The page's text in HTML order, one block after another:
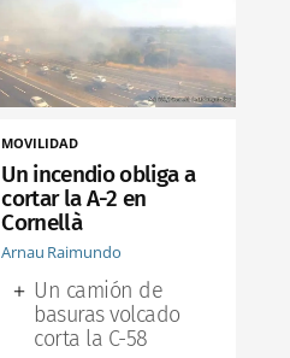
MOVILIDAD
Un incendio obliga a
cortar la A-2 en
Cornellà
Arnau Raimundo
Un camión de
basuras volcado
corta la C-58